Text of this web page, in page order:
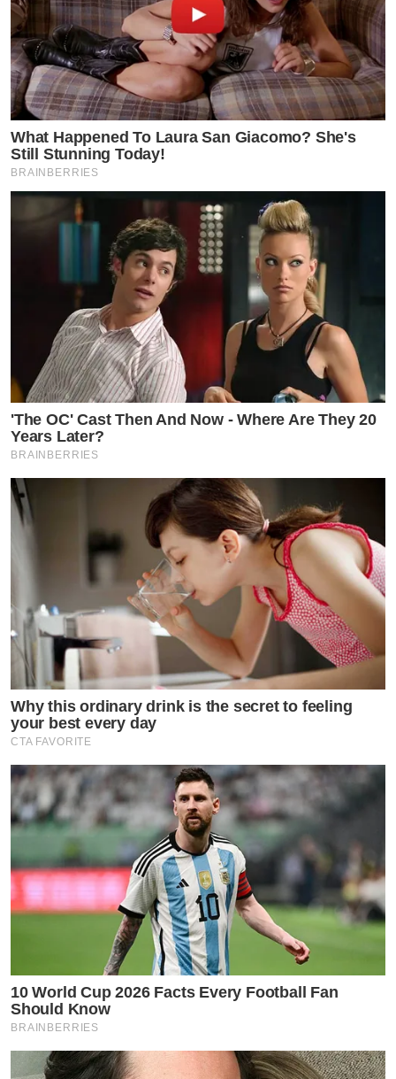
by TVPOOL ONLINE
What Happened To Laura San Giacomo? She's
Still Stunning Today!
BRAINBERRIES
'The OC' Cast Then And Now - Where Are They 20
Years Later?
BRAINBERRIES
Why this ordinary drink is the secret to feeling
your best every day
CTA FAVORITE
10 World Cup 2026 Facts Every Football Fan
Should Know
BRAINBERRIES